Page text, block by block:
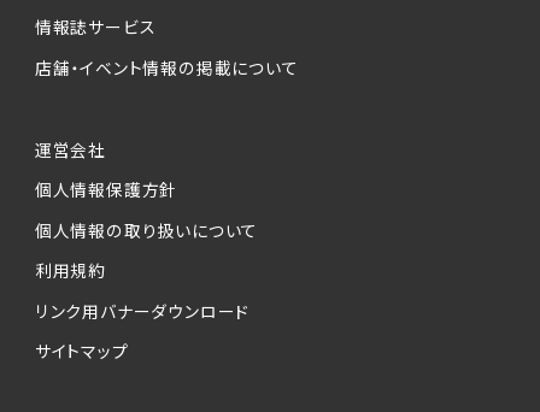
情報誌サービス
店舗・イベント情報の掲載について
運営会社
個人情報保護方針
個人情報の取り扱いについて
利用規約
リンク用バナーダウンロード
サイトマップ